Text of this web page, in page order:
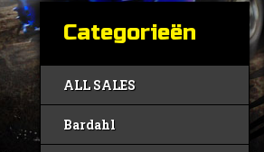
Categorieën
ALL SALES
Bardahl